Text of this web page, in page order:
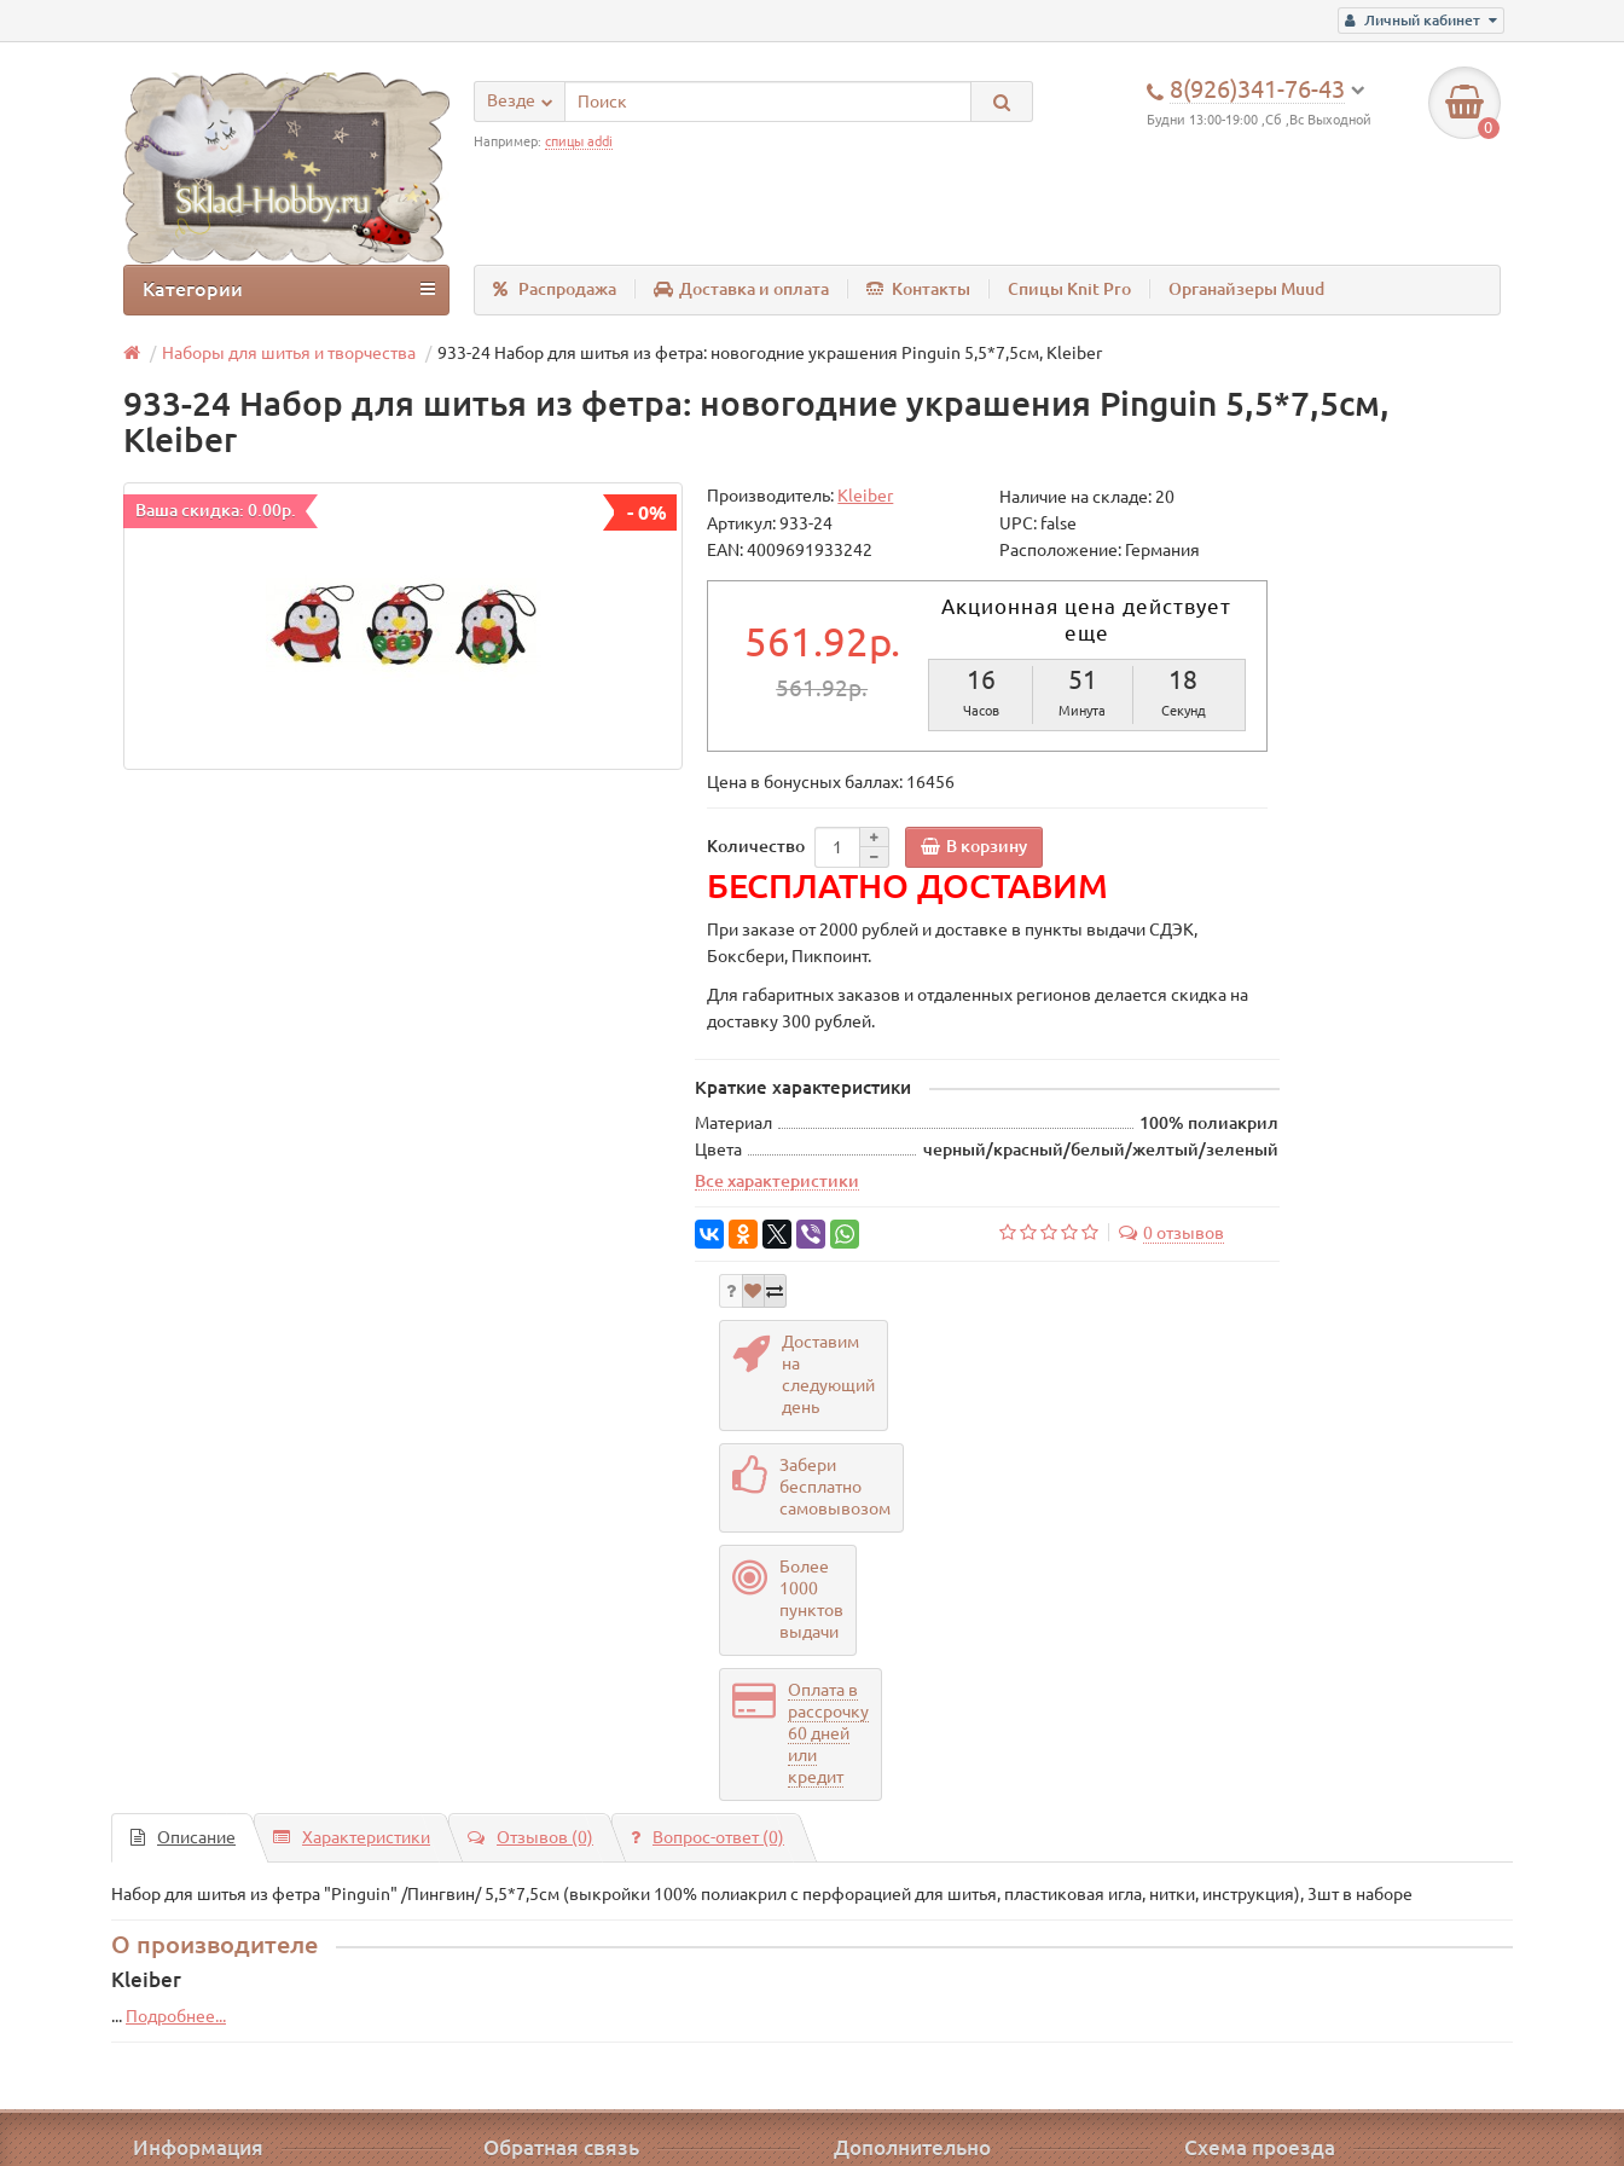
Личный кабинет
8(926)341-76-43
Будни 13:00-19:00 ,Сб ,Вс Выходной 0
Везде
Например: спицы addi
Распродажа Доставка и оплата Контакты Спицы Knit Pro Органайзеры Muud
Категории
Наборы для шитья и творчества 933-24 Набор для шитья из фетра: новогодние украшения Pinguin 5,5*7,5см, Kleiber
933-24 Набор для шитья из фетра: новогодние украшения Pinguin 5,5*7,5см,
Kleiber
Ваша скидка: 0.00р. - 0%
Производитель: Kleiber
Наличие на складе: 20
Артикул: 933-24
UPC: false
EAN: 4009691933242
Расположение: Германия
561.92р.
561.92р.
Акционная цена действует
еще
16
Часов
51
Минута
18
Секунд
Цена в бонусных баллах: 16456
Количество В корзину
БЕСПЛАТНО ДОСТАВИМ
При заказе от 2000 рублей и доставке в пункты выдачи СДЭК,
Боксбери, Пикпоинт.
Для габаритных заказов и отдаленных регионов делается скидка на
доставку 300 рублей.
Краткие характеристики
Материал
100% полиакрил
Цвета
черный/красный/белый/желтый/зеленый
Все характеристики
0 отзывов
Доставим
на
следующий
день
Забери
бесплатно
самовывозом
Более
1000
пунктов
выдачи
Оплата в
рассрочку
60 дней
или
кредит
Описание Характеристики Отзывов (0) Вопрос-ответ(0)
Набор для шитья из фетра "Pinguin" /Пингвин/ 5,5*7,5см (выкройки 100% полиакрил с перфорацией для шитья, пластиковая игла, нитки, инструкция), 3шт в наборе
О производителе
Kleiber
... Подробнее...
Информация Обратная связь Дополнительно Схема проезда